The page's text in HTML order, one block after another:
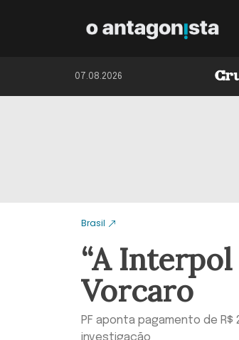
07.08.2026
Brasil
“A Interpol
Vorcaro
PF aponta pagamento de
investigação